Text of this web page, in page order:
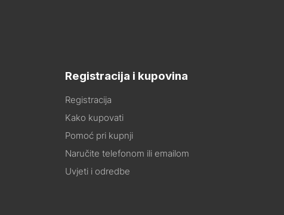
Registracija i kupovina
Registracija
Kako kupovati
Pomoć pri kupnji
Naručite telefonom ili emailom
Uvjeti i odredbe